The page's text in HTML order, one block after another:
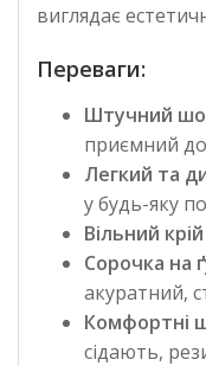
виглядає
Переваги:
Штучний
приємний до
Легкий та
у будь-яку
Вільний крій
Сорочка на
акуратний,
Комфортні
сідають,